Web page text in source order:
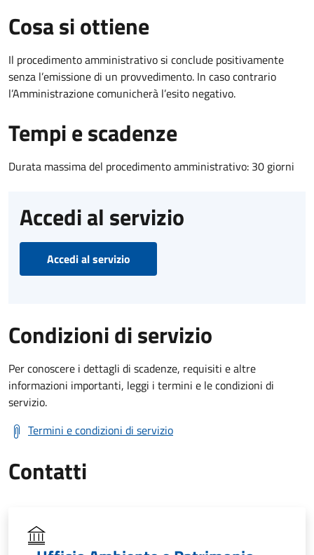
Cosa si ottiene
Il procedimento amministrativo si conclude positivamente
senza l’emissione di un provvedimento. In caso contrario
l’Amministrazione comunicherà l’esito negativo.
Tempi e scadenze
Durata massima del procedimento amministrativo: 30 giorni
Accedi al servizio
Accedi al servizio
Condizioni di servizio
Per conoscere i dettagli di scadenze, requisiti e altre
informazioni importanti, leggi i termini e le condizioni di
servizio.
Termini e condizioni di servizio
Contatti